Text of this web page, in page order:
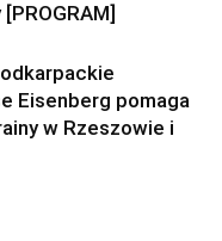
Eisenberg pomaga
w Rzeszowie i